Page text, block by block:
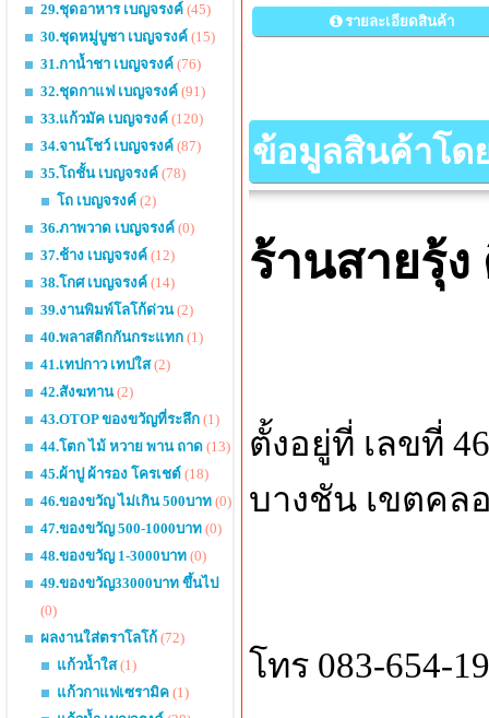
29.ชุดอาหาร เบญจรงค์ (45)
30.ชุดหมู่บูชา เบญจรงค์ (15)
31.กาน้ำชา เบญจรงค์ (76)
32.ชุดกาแฟ เบญจรงค์ (91)
33.แก้วมัค เบญจรงค์ (120)
34.จานโชว์ เบญจรงค์ (87)
35.โถชั้น เบญจรงค์ (78)
โถ เบญจรงค์ (2)
36.ภาพวาด เบญจรงค์ (0)
37.ช้าง เบญจรงค์ (12)
38.โกศ เบญจรงค์ (14)
39.งานพิมพ์โลโก้ด่วน(2)
40.พลาสติกกันกระแทก (1)
41.เทปกาว เทปใส(2)
42.สังฆทาน(2)
43.OTOP ของขวัญที่ระลึก (1)
44.โตก ไม้ หวาย พาน ถาด (13)
45.ผ้าปู ผ้ารอง โครเชต์ (18)
46.ของขวัญ ไม่เกิน 500บาท (0)
47.ของขวัญ 500-1000บาท (0)
48.ของขวัญ 1-3000บาท (0)
49.ของขวัญ33000บาท ขึ้นไป
(0)
ผลงานใส่ตราโลโก้ (72)
แก้วน้ำใส(1)
แก้วกาแฟเซรามิค (1)
รายละเอียดสินค้า
ข้อมูลสินค้าโด
ร้านสายรุ้
ตั้งอยู่ที่ เลขที่
บางชัน เขตคล
โทร 083-654-